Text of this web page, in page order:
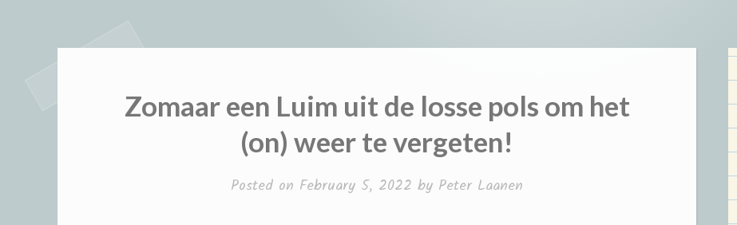
Zomaar een Luim uit de losse pols om het
(on) weer te vergeten!
Posted on February 5, 2022 by Peter Laanen